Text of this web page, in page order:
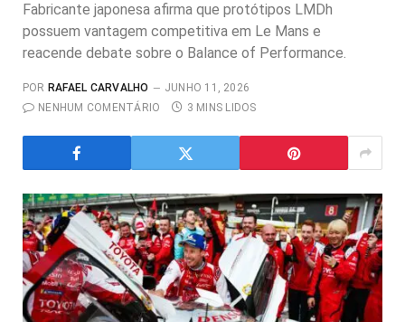
Fabricante japonesa afirma que protótipos LMDh
possuem vantagem competitiva em Le Mans e
reacende debate sobre o Balance of Performance.
POR RAFAEL CARVALHO
JUNHO 11, 2026
NENHUM COMENTÁRIO
3 MINS LIDOS